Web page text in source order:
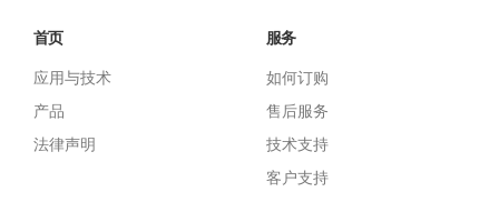
首页
应用与技术
产品
法律声明
服务
如何订购
售后服务
技术支持
客户支持